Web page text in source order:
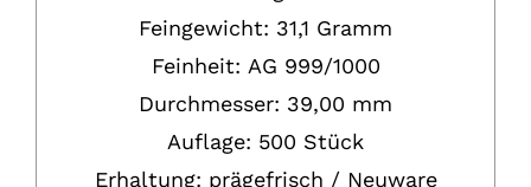
Feingewicht: 31,1 Gramm
Feinheit: AG 999/1000
Durchmesser: 39,00 mm
Auflage: 500 Stück
Erhaltung: prägefrisch / Neuware